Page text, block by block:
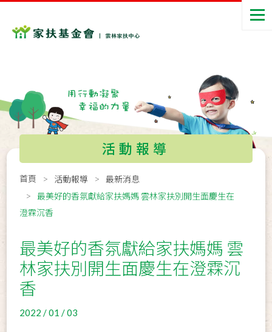
活動報導
首頁 活動報導
最新消息
最美好的香氛獻給家扶媽媽 雲林家扶別開生面慶生在
澄霖沉香
最美好的香氛獻給家扶媽媽 雲
林家扶別開生面慶生在澄霖沉
香
2022 / 01 / 03